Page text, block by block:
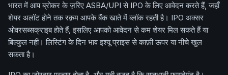
भारत में आप ब्रोकर के ज़रिए ASBA/UPI से IPO के लिए आवेदन करते हैं, जहाँ
शेयर अलॉट होने तक रक़म आपके बैंक खाते में ब्लॉक रहती है। IPO अक्सर
ओवरसब्सक्राइब होते हैं, इसलिए आपको आवेदन से कम शेयर मिल सकते हैं या
बिल्कुल नहीं। लिस्टिंग के दिन भाव इश्यू प्राइस से काफ़ी ऊपर या नीचे खुल
सकता है।